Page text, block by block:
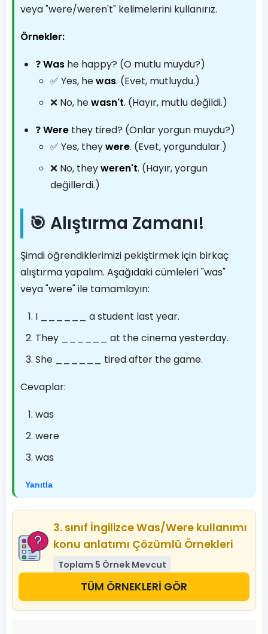
veya "were/weren't" kelimelerini kullanırız.
Örnekler:
❓Was he happy? (O mutlu muydu?)
✅ Yes, hewas. (Evet, mutluydu.)
❌ No, hewasn't. (Hayır, mutlu değildi.)
❓Were they tired? (Onlar yorgun muydu?)
✅ Yes, theywere. (Evet, yorgundular.)
❌ No, theyweren't. (Hayır, yorgun
değillerdi.)
🎯 Alıştırma Zamanı!
Şimdi öğrendiklerimizi pekiştirmek için birkaç
alıştırma yapalım. Aşağıdaki cümleleri "was"
veya "were" ile tamamlayın:
I ______ a student last year.
They ______ at the cinema yesterday.
She ______ tired after the game.
Cevaplar:
was
were
was
Yanıtla
3. sınıf İngilizce Was/Were kullanımı
konu anlatımı Çözümlü Örnekleri
Toplam 5 Örnek Mevcut
TÜM ÖRNEKLERİ GÖR